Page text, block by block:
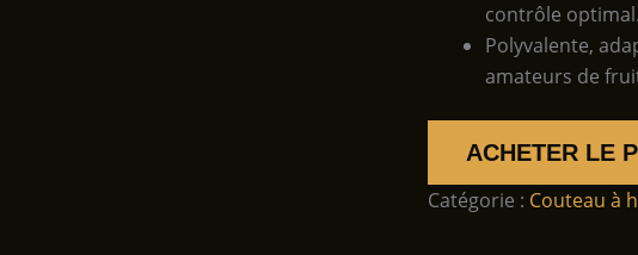
contrôle optimal.
Polyvalente,
amateurs de
ACHETER LE
Catégorie : Couteau à